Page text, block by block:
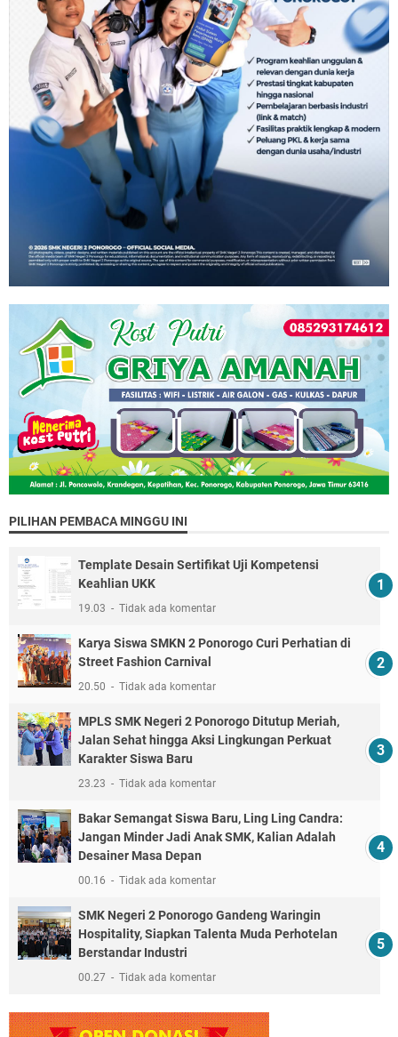
PILIHAN PEMBACA MINGGU INI
Template Desain Sertifikat Uji Kompetensi
Keahlian UKK
19.03 Tidak ada komentar
Karya Siswa SMKN 2 Ponorogo Curi Perhatian di
Street Fashion Carnival
20.50 Tidak ada komentar
MPLS SMK Negeri 2 Ponorogo Ditutup Meriah,
Jalan Sehat hingga Aksi Lingkungan Perkuat
Karakter Siswa Baru
23.23 Tidak ada komentar
Bakar Semangat Siswa Baru, Ling Ling Candra:
Jangan Minder Jadi Anak SMK, Kalian Adalah
Desainer Masa Depan
00.16 Tidak ada komentar
SMK Negeri 2 Ponorogo Gandeng Waringin
Hospitality, Siapkan Talenta Muda Perhotelan
Berstandar Industri
00.27 Tidak ada komentar